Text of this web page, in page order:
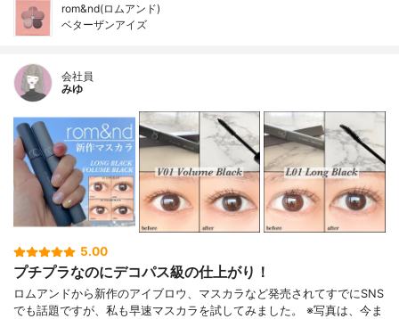
rom&nd(ロムアンド)
ベターザンアイズ
会社員
みゆ
5.00
プチプラなのにデコパス級の仕上がり！
ロムアンドから新作のアイブロウ、マスカラなど発売されてすでにSNS
でも話題ですが、私も早速マスカラを試してみました。 ※写真は、今ま